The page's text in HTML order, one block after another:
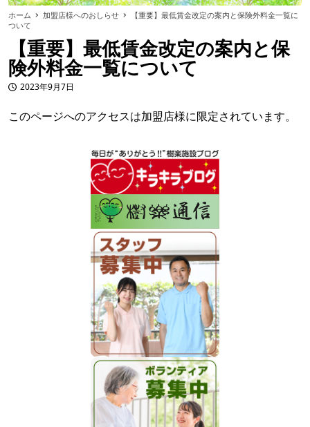
ホーム 加盟店様へのおしらせ
【重要】最低賃金改定の案内と保険外料金一覧に
ついて
【重要】最低賃金改定の案内と保
険外料金一覧について
投稿日2023年9月7日
このページへのアクセスは加盟店様に限定されています。